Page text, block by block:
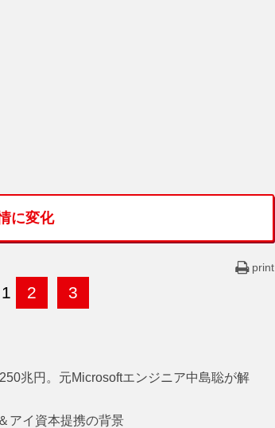
に変化
print
2 3
兆円。元Microsoftエンジニア中島聡が解
アイ資本提携の背景